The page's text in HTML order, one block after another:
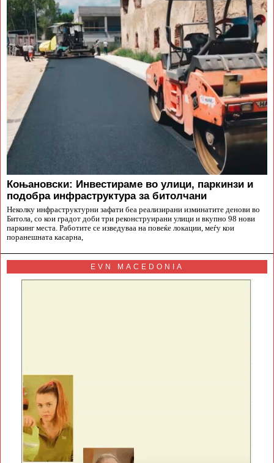
Коњановски: Инвестираме во улици, паркинзи и
подобра инфраструктура за битолчани
Неколку инфраструктурни зафати беа реализирани изминатите денови во
Битола, со кои градот доби три реконструирани улици и вкупно 98 нови
паркинг места. Работите се изведуваа на повеќе локации, меѓу кои
поранешната касарна,
EVN MACEDONIA